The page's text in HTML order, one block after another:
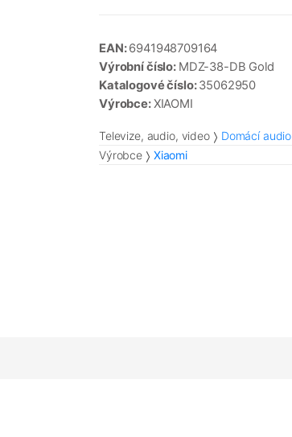
EAN:6941948709164
Výrobní číslo: MDZ-38-DB Gold
Katalogové číslo:35062950
Výrobce:XIAOMI
Televize, audio, video Domácí audio
Výrobce
Xiaomi